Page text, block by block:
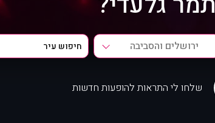
ירושלים והסביבה
שלחו לי התראות להופעות חדשות